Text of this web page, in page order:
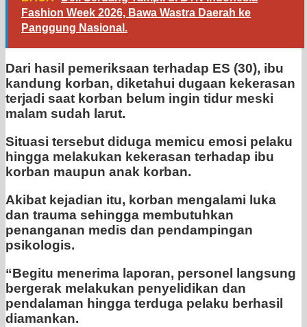
Fashion Week 2026, Bawa Wastra Daerah ke
Panggung Nasional.
Dari hasil pemeriksaan terhadap ES (30), ibu
kandung korban, diketahui dugaan kekerasan
terjadi saat korban belum ingin tidur meski
malam sudah larut.
Situasi tersebut diduga memicu emosi pelaku
hingga melakukan kekerasan terhadap ibu
korban maupun anak korban.
Akibat kejadian itu, korban mengalami luka
dan trauma sehingga membutuhkan
penanganan medis dan pendampingan
psikologis.
“Begitu menerima laporan, personel langsung
bergerak melakukan penyelidikan dan
pendalaman hingga terduga pelaku berhasil
diamankan.